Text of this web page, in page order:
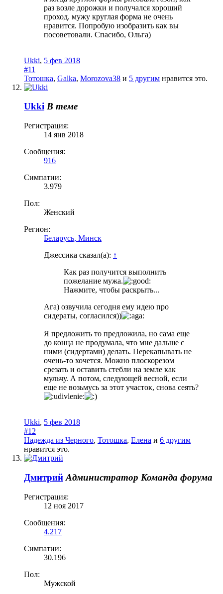
раз возле дорожки и получался хороший
проход. мужу круглая форма не очень
нравится. Попробую изобразить как вы
посоветовали. Спасибо, Ольга)
Ukki, 5 фев 2018
#11
Тотошка, Galka, Morozova38 и 5 другим нравится это.
Ukki В теме
Регистрация:
14 янв 2018
Сообщения:
916
Симпатии:
3.979
Пол:
Женский
Регион:
Беларусь, Минск
Джессика сказал(а): ↑
Как раз получится выполнить
пожелание мужа.
Нажмите, чтобы раскрыть...
Ага) озвучила сегодня ему идею про
сидераты, согласился))
Я предложить то предложила, но сама еще
до конца не продумала, что мне дальше с
ними (сидертами) делать. Перекапывать не
очень-то хочется. Можно плоскорезом
срезать и оставить стебли на земле как
мульчу. А потом, следующей весной, если
еще не возьмусь за этот участок, снова сеять?
Ukki, 5 фев 2018
#12
Надежда из Черного, Тотошка, Елена и 6 другим
нравится это.
Дмитрий Администратор Команда форума
Регистрация:
12 ноя 2017
Сообщения:
4.217
Симпатии:
30.196
Пол:
Мужской